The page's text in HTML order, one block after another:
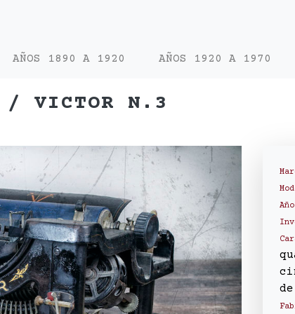
AÑOS 1890 A 1920 AÑOS 1920 A 1970
/ VICTOR N.3